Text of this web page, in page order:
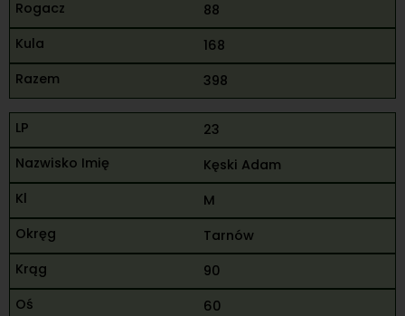
88
168
398
23
Kęski Adam
M
Tarnów
90
60